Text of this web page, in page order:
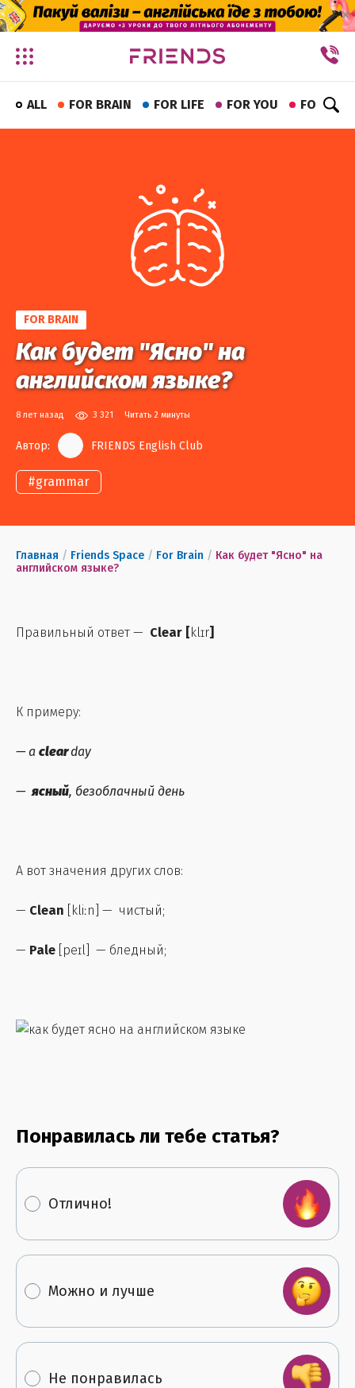
✕
ALL FOR BRAIN FOR LIFE FOR YOU FOR FUN
FOR BRAIN
Как будет "Ясно" на
английском языке?
8 лет назад 3 321 Читать 2 минуты
Автор: FRIENDS English Club
#grammar
Главная / Friends Space / For Brain / Как будет "Ясно" на
английском языке?
Правильный ответ — Clear [klɪr]
К примеру:
— a clearday
—ясный, безоблачный день
А вот значения других слов:
— Clean [kliːn] — чистый;
— Pale [peɪl] — бледный;
Понравилась ли тебе статья?
Отлично!
Можно и лучше
Не понравилась